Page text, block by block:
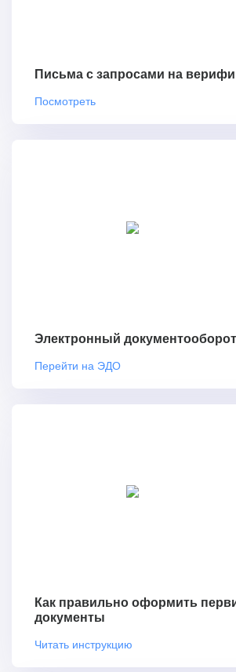
Письма с запросами на
Посмотреть
Электронный документооборот
Перейти на ЭДО
Как правильно оформить
документы
Читать инструкцию